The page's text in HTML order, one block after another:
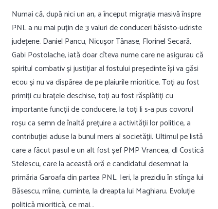
Numai că, după nici un an, a început migrația masivă înspre
PNL a nu mai puțin de 3 valuri de conduceri băsisto-udriste
județene. Daniel Pancu, Nicușor Tănase, Florinel Secară,
Gabi Postolache, iată doar cîteva nume care ne asigurau că
spiritul combativ și justițiar al fostului președinte își va găsi
ecou și nu va dispărea de pe plaiurile mioritice. Toți au fost
primiți cu brațele deschise, toți au fost răsplătiți cu
importante funcții de conducere, la toți li s-a pus covorul
roșu ca semn de înaltă prețuire a activității lor politice, a
contribuției aduse la bunul mers al societății. Ultimul pe listă
care a făcut pasul e un alt fost șef PMP Vrancea, dl Costică
Stelescu, care la această oră e candidatul desemnat la
primăria Garoafa din partea PNL. Ieri, la prezidiu în stînga lui
Băsescu, mîine, cuminte, la dreapta lui Maghiaru. Evoluție
politică mioritică, ce mai…